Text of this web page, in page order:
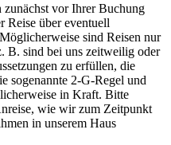
zunächst vor Ihrer Buchung
Reise über eventuell
sind Reisen nur
B. sind bei uns zeitweilig oder
zu erfüllen, die
sogenannte 2-G-Regel und
in Kraft. Bitte
wie wir zum Zeitpunkt
in unserem Haus